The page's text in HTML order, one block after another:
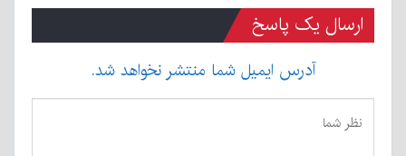
ارسال یک پاسخ
آدرس ایمیل شما منتشر نخواهد شد.